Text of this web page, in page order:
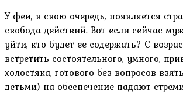
У феи, в свою очередь, появляется
свобода действий. Вот если сейчас
уйти, кто будет ее содержать? С
встретить состоятельного, умного,
холостяка, готового без вопросов
детьми) на обеспечение падают